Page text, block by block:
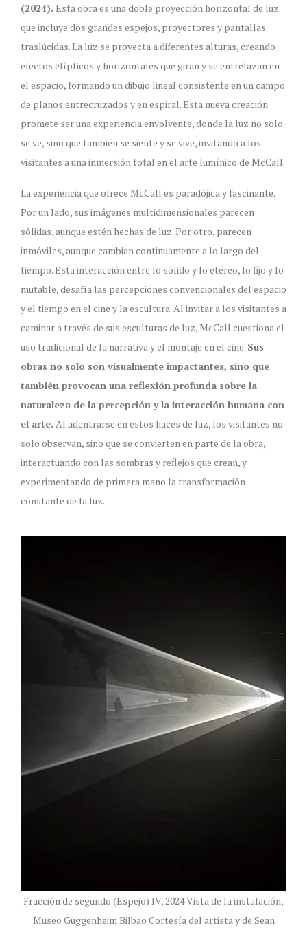
(2024). Esta obra es una doble proyección horizontal de luz
que incluye dos grandes espejos, proyectores y pantallas
traslúcidas. La luz se proyecta a diferentes alturas, creando
efectos elípticos y horizontales que giran y se entrelazan en
el espacio, formando un dibujo lineal consistente en un campo
de planos entrecruzados y en espiral. Esta nueva creación
promete ser una experiencia envolvente, donde la luz no solo
se ve, sino que también se siente y se vive, invitando a los
visitantes a una inmersión total en el arte lumínico de McCall.
La experiencia que ofrece McCall es paradójica y fascinante.
Por un lado, sus imágenes multidimensionales parecen
sólidas, aunque estén hechas de luz. Por otro, parecen
inmóviles, aunque cambian continuamente a lo largo del
tiempo. Esta interacción entre lo sólido y lo etéreo, lo fijo y lo
mutable, desafía las percepciones convencionales del espacio
y el tiempo en el cine y la escultura. Al invitar a los visitantes a
caminar a través de sus esculturas de luz, McCall cuestiona el
uso tradicional de la narrativa y el montaje en el cine. Sus
obras no solo son visualmente impactantes, sino que
también provocan una reflexión profunda sobre la
naturaleza de la percepción y la interacción humana con
el arte. Al adentrarse en estos haces de luz, los visitantes no
solo observan, sino que se convierten en parte de la obra,
interactuando con las sombras y reflejos que crean, y
experimentando de primera mano la transformación
constante de la luz.
Fracción de segundo (Espejo) IV, 2024 Vista de la instalación,
Museo Guggenheim Bilbao Cortesía del artista y de Sean